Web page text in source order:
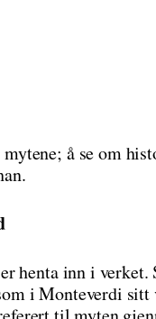
å se om
henta inn i verket.
i Monteverdi sitt